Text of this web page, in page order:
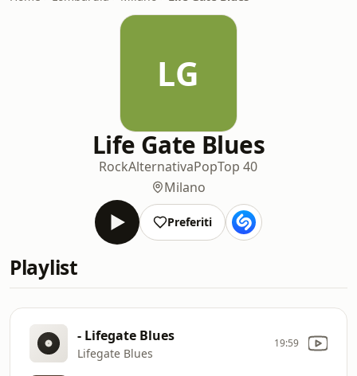
LG
Life Gate Blues
RockAlternativaPopTop 40
Milano
Preferiti
Playlist
- Lifegate Blues
Lifegate Blues
19:59